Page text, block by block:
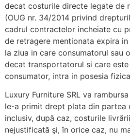
decat costurile directe legate de
(OUG nr. 34/2014 privind
cadrul contractelor incheiate cu
de retragere mentionata expira
la ziua in care consumatorul sau
decat transportatorul si care
consumator, intra in posesia
Luxury Furniture SRL va
le-a primit drept plata din partea
inclusiv, după caz, costurile
nejustificată şi, în orice caz, nu